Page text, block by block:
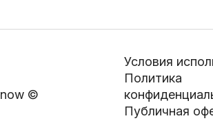
©
Условия
Политика
Публичная